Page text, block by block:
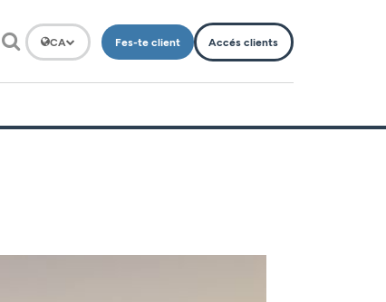
CA Fes-te client Accés clients